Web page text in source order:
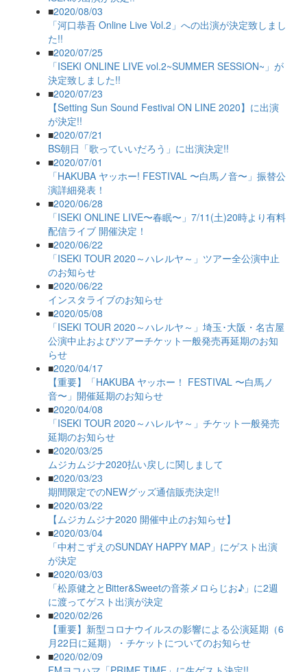
■2020/08/03
「河口恭吾 Online Live Vol.2」への出演が決定致しまし
た!!
■2020/07/25
「ISEKI ONLINE LIVE vol.2~SUMMER SESSION~」が
決定致しました!!
■2020/07/23
【Setting Sun Sound Festival ON LINE 2020】に出演
が決定!!
■2020/07/21
BS朝日「歌っていいだろう」に出演決定!!
■2020/07/01
「HAKUBA ヤッホー! FESTIVAL 〜白馬ノ音〜」振替公
演詳細発表！
■2020/06/28
「ISEKI ONLINE LIVE〜春眠〜」7/11(土)20時より有料
配信ライブ 開催決定！
■2020/06/22
「ISEKI TOUR 2020～ハレルヤ～」ツアー全公演中止
のお知らせ
■2020/06/22
インスタライブのお知らせ
■2020/05/08
「ISEKI TOUR 2020～ハレルヤ～」埼玉･大阪・名古屋
公演中止およびツアーチケット一般発売再延期のお知
らせ
■2020/04/17
【重要】「HAKUBA ヤッホー！ FESTIVAL 〜白馬ノ
音〜」開催延期のお知らせ
■2020/04/08
「ISEKI TOUR 2020～ハレルヤ～」チケット一般発売
延期のお知らせ
■2020/03/25
ムジカムジナ2020払い戻しに関しまして
■2020/03/23
期間限定でのNEWグッズ通信販売決定!!
■2020/03/22
【ムジカムジナ2020 開催中止のお知らせ】
■2020/03/04
「中村こずえのSUNDAY HAPPY MAP」にゲスト出演
が決定
■2020/03/03
「松原健之とBitter&Sweetの音茶メロらじお♪」に2週
に渡ってゲスト出演が決定
■2020/02/26
【重要】新型コロナウイルスの影響による公演延期（6
月22日に延期）・チケットについてのお知らせ
■2020/02/09